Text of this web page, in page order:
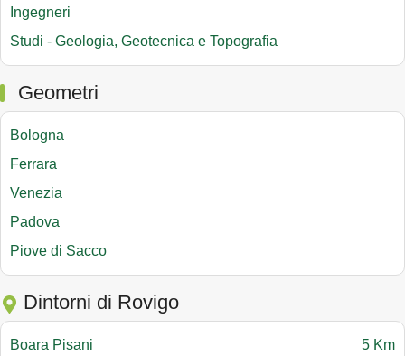
Ingegneri
Studi - Geologia, Geotecnica e Topografia
Geometri
Bologna
Ferrara
Venezia
Padova
Piove di Sacco
Dintorni di Rovigo
Boara Pisani
5 Km